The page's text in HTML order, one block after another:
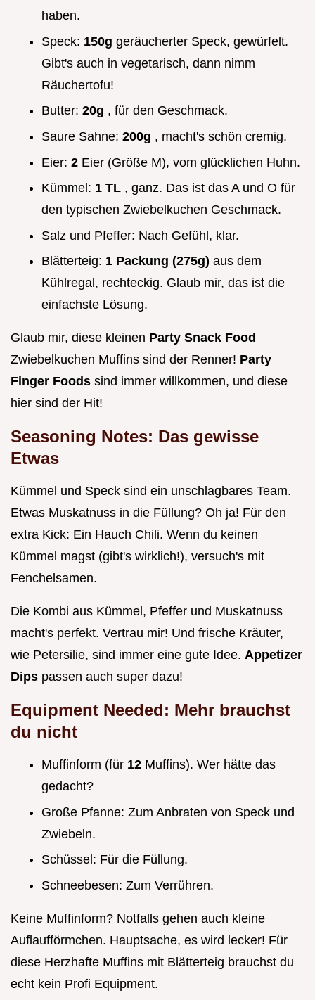
haben.
Speck: 150g geräucherter Speck, gewürfelt.
Gibt's auch in vegetarisch, dann nimm
Räuchertofu!
Butter: 20g , für den Geschmack.
Saure Sahne: 200g , macht's schön cremig.
Eier: 2 Eier (Größe M), vom glücklichen Huhn.
Kümmel: 1 TL , ganz. Das ist das A und O für
den typischen Zwiebelkuchen Geschmack.
Salz und Pfeffer: Nach Gefühl, klar.
Blätterteig: 1 Packung (275g) aus dem
Kühlregal, rechteckig. Glaub mir, das ist die
einfachste Lösung.
Glaub mir, diese kleinen Party Snack Food
Zwiebelkuchen Muffins sind der Renner! Party
Finger Foods sind immer willkommen, und diese
hier sind der Hit!
Seasoning Notes: Das gewisse
Etwas
Kümmel und Speck sind ein unschlagbares Team.
Etwas Muskatnuss in die Füllung? Oh ja! Für den
extra Kick: Ein Hauch Chili. Wenn du keinen
Kümmel magst (gibt's wirklich!), versuch's mit
Fenchelsamen.
Die Kombi aus Kümmel, Pfeffer und Muskatnuss
macht's perfekt. Vertrau mir! Und frische Kräuter,
wie Petersilie, sind immer eine gute Idee. Appetizer
Dips passen auch super dazu!
Equipment Needed: Mehr brauchst
du nicht
Muffinform (für 12 Muffins). Wer hätte das
gedacht?
Große Pfanne: Zum Anbraten von Speck und
Zwiebeln.
Schüssel: Für die Füllung.
Schneebesen: Zum Verrühren.
Keine Muffinform? Notfalls gehen auch kleine
Auflaufförmchen. Hauptsache, es wird lecker! Für
diese Herzhafte Muffins mit Blätterteig brauchst du
echt kein Profi Equipment.